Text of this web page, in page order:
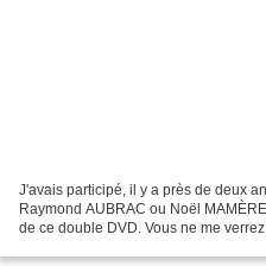
J'avais participé, il y a près de deux
Raymond AUBRAC ou Noël
de ce double DVD. Vous ne me